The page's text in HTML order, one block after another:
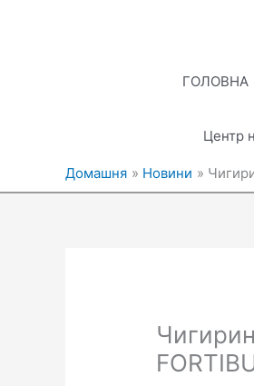
ГОЛОВНА
Центр
Домашня Новини